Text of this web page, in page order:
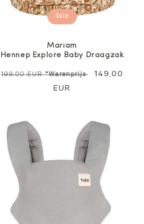
Sale
Mariam
Hennep Explore Baby Draagzak
Normale
199,00 EUR*Warenprijs Verkoopprijs
149,00
EUR